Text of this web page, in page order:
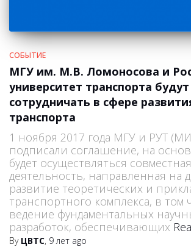
СОБЫТИЕ
МГУ им. М.В. Ломоносова и
университет транспорта будут
сотрудничать в сфере
транспорта
1 ноября 2017 года МГУ и РУТ
подписали соглашение, на
будет осуществляться совместная
деятельность, направленная на
развитие теоретических и
транспортного комплекса, в том
ведение фундаментальных
разработок, обеспечивающих
By ЦВТС, 9 лет ago